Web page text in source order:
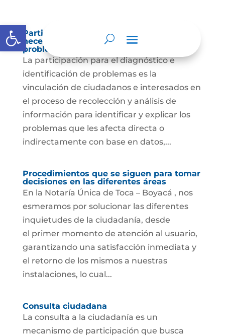
Abrir barra de herramientas
Participación para el diagnóstico de
necesidades e identificación de
problemas.
La participación para el diagnóstico e
identificación de problemas es la
vinculación de ciudadanos e interesados en
el proceso de recolección y análisis de
información para identificar y explicar los
problemas que les afecta directa o
indirectamente con base en datos,...
Procedimientos que se siguen para tomar
decisiones en las diferentes áreas
En la Notaría Única de Toca – Boyacá , nos
esmeramos por solucionar las diferentes
inquietudes de la ciudadanía, desde
el primer momento de atención al usuario,
garantizando una satisfacción inmediata y
el retorno de los mismos a nuestras
instalaciones, lo cual...
Consulta ciudadana
La consulta a la ciudadanía es un
mecanismo de participación que busca